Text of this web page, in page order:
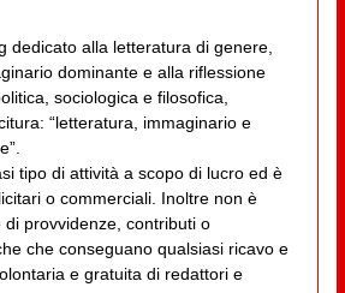
dedicato alla letteratura di genere,
dominante e alla riflessione
sociologica e filosofica,
“letteratura, immaginario e
tipo di attività a scopo di lucro ed è
o commerciali. Inoltre non è
provvidenze, contributi o
che conseguano qualsiasi ricavo e
e gratuita di redattori e